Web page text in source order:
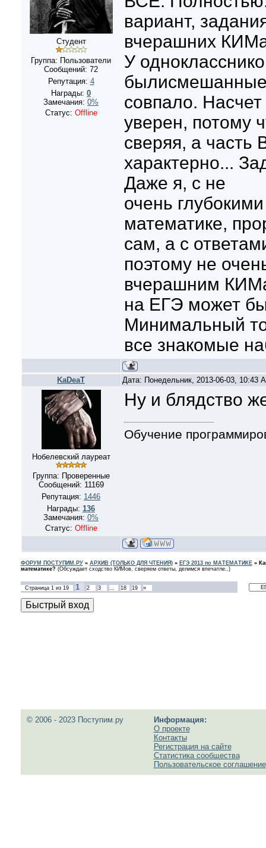
Студент
Группа: Пользователи
Сообщений: 72
Репутация: 4
Награды: 0
Замечания: 0%
Статус: Offline
вариант,
вчерашних
У
совпало.
уверен, потому
сверяя, а часть
характерно...
Даже я, с не
очень
математике,
сам, а с
поэтому не
вчерашним
на ЕГЭ может
Минимальный
все знакомые
KaDeaT Дата: Понедельник, 2013-06-03, 10:43
Нобелевский лауреат
Группа: Проверенные
Сообщений: 11169
Репутация: 1446
Награды: 136
Замечания: 0%
Статус: Offline
Ну и блядство
Обучение
ФОРУМ ПОСТУПИМ.РУ» АРХИВ (ТОЛЬКО ДЛЯ ЧТЕНИЯ)» ЕГЭ 2013 по МАТЕМАТИКЕ»
математике? (Обсуждает сходство КИМов, сверяем ответы, делимся впечатле..)
Страница 1из 19 1 2 3 … 18 19 »
© 2006 - 2023 Поступим.ру
Информация:
О проекте
Контакты
Регистрация на сайте
Статистика сообщества
Пользовательское соглашение